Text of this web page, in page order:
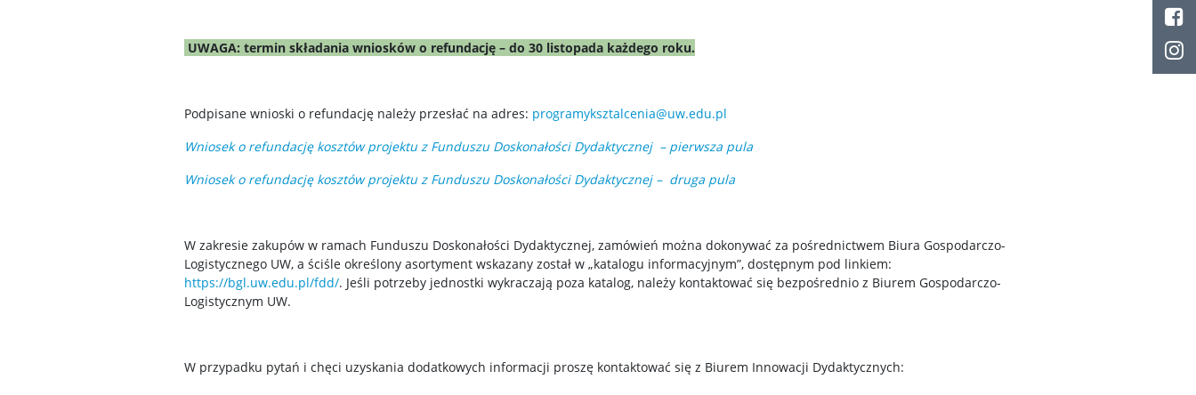
UWAGA: termin składania wniosków o refundację – do 30 listopada każdego roku.
Podpisane wnioski o refundację należy przesłać na adres: programyksztalcenia@uw.edu.pl
Wniosek o refundację kosztów projektu z Funduszu Doskonałości Dydaktycznej – pierwsza pula
Wniosek o refundację kosztów projektu z Funduszu Doskonałości Dydaktycznej – druga pula
W zakresie zakupów w ramach Funduszu Doskonałości Dydaktycznej, zamówień można dokonywać za pośrednictwem Biura Gospodarczo-
Logistycznego UW, a ściśle określony asortyment wskazany został w „katalogu informacyjnym”, dostępnym pod linkiem:
https://bgl.uw.edu.pl/fdd/. Jeśli potrzeby jednostki wykraczają poza katalog, należy kontaktować się bezpośrednio z Biurem Gospodarczo-
Logistycznym UW.
W przypadku pytań i chęci uzyskania dodatkowych informacji proszę kontaktować się z Biurem Innowacji Dydaktycznych: